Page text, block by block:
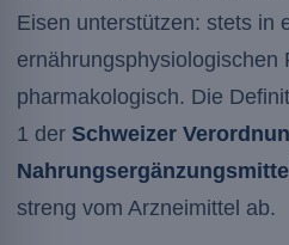
Eisen unterstützen: stets in
ernährungsphysiologischen
pharmakologisch. Die
1 der Schweizer
streng vom Arzneimittel ab.